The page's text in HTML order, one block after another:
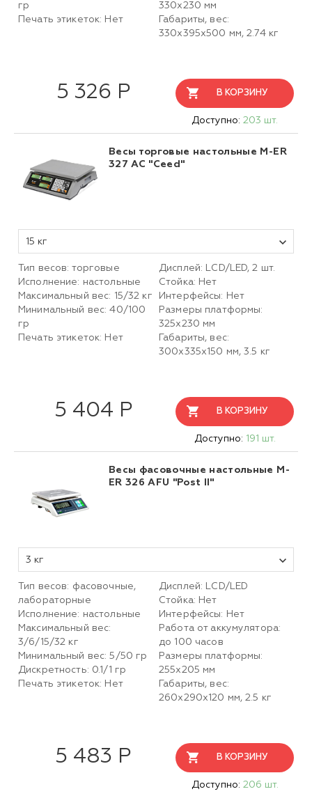
гр
Печать этикеток: Нет
330х230 мм
Габариты, вес:
330х395х500 мм, 2.74 кг
5 326 Р В КОРЗИНУ
Доступно: 203 шт.
Весы торговые настольные M-ER
327 AC "Ceed"
15 кг
Тип весов: торговые
Исполнение: настольные
Максимальный вес: 15/32 кг
Минимальный вес: 40/100
гр
Печать этикеток: Нет
Дисплей: LСD/LED, 2 шт.
Стойка: Нет
Интерфейсы: Нет
Размеры платформы:
325х230 мм
Габариты, вес:
300х335х150 мм, 3.5 кг
5 404 Р В КОРЗИНУ
Доступно: 191 шт.
Весы фасовочные настольные M-
ER 326 AFU "Post II"
3 кг
Тип весов: фасовочные,
лабораторные
Исполнение: настольные
Максимальный вес:
3/6/15/32 кг
Минимальный вес: 5/50 гр
Дискретность: 0.1/1 гр
Печать этикеток: Нет
Дисплей: LСD/LED
Стойка: Нет
Интерфейсы: Нет
Работа от аккумулятора:
до 100 часов
Размеры платформы:
255х205 мм
Габариты, вес:
260х290х120 мм, 2.5 кг
5 483 Р В КОРЗИНУ
Доступно: 206 шт.